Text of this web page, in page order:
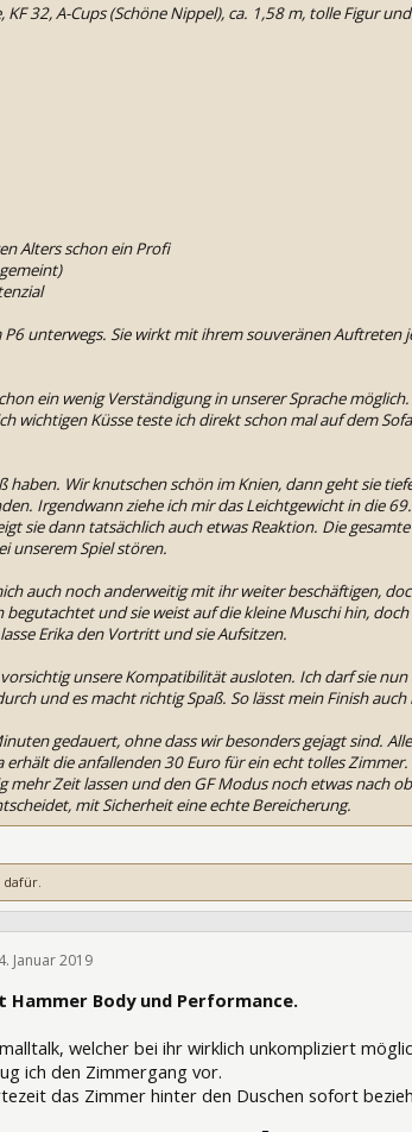
KF 32, A-Cups (Schöne Nippel), ca. 1,58 m, tolle Figur
Alters schon ein Profi
unterwegs. Sie wirkt mit ihrem souveränen Auftreten
ein wenig Verständigung in unserer Sprache
wichtigen Küsse teste ich direkt schon mal auf dem
haben. Wir knutschen schön im Knien, dann geht sie
Irgendwann ziehe ich mir das Leichtgewicht in die
sie dann tatsächlich auch etwas Reaktion. Die
unserem Spiel stören.
auch noch anderweitig mit ihr weiter beschäftigen,
und sie weist auf die kleine Muschi hin,
Erika den Vortritt und sie Aufsitzen.
unsere Kompatibilität ausloten. Ich darf sie
und es macht richtig Spaß. So lässt mein Finish
gedauert, ohne dass wir besonders gejagt sind.
erhält die anfallenden 30 Euro für ein echt tolles
Zeit lassen und den GF Modus noch etwas nach
mit Sicherheit eine echte Bereicherung.
Januar 2019
Hammer Body und Performance.
welcher bei ihr wirklich unkompliziert
ich den Zimmergang vor.
das Zimmer hinter den Duschen sofort